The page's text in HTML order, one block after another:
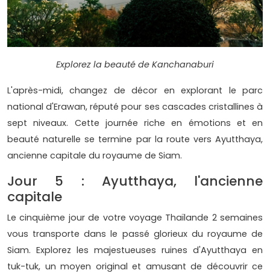
Explorez la beauté de Kanchanaburi
L'après-midi, changez de décor en explorant le parc
national d'Erawan, réputé pour ses cascades cristallines à
sept niveaux. Cette journée riche en émotions et en
beauté naturelle se termine par la route vers Ayutthaya,
ancienne capitale du royaume de Siam.
Jour 5 : Ayutthaya, l'ancienne
capitale
Le cinquième jour de votre voyage Thaïlande 2 semaines
vous transporte dans le passé glorieux du royaume de
Siam. Explorez les majestueuses ruines d'Ayutthaya en
tuk-tuk, un moyen original et amusant de découvrir ce